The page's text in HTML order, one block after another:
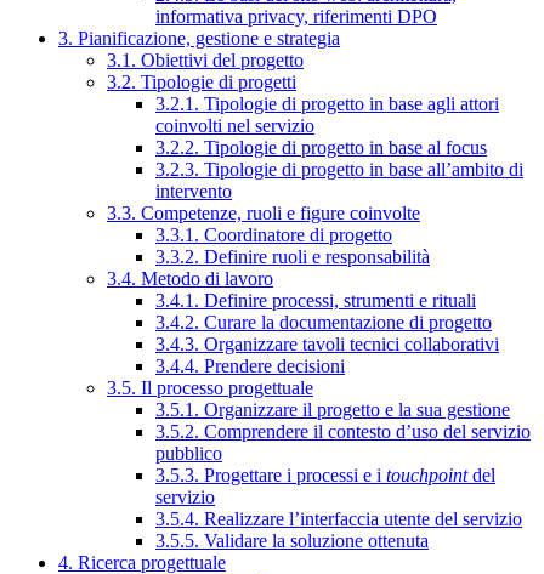
informativa privacy, riferimenti DPO
3. Pianificazione, gestione e strategia
3.1. Obiettivi del progetto
3.2. Tipologie di progetti
3.2.1. Tipologie di progetto in base agli attori
coinvolti nel servizio
3.2.2. Tipologie di progetto in base al focus
3.2.3. Tipologie di progetto in base all’ambito di
intervento
3.3. Competenze, ruoli e figure coinvolte
3.3.1. Coordinatore di progetto
3.3.2. Definire ruoli e responsabilità
3.4. Metodo di lavoro
3.4.1. Definire processi, strumenti e rituali
3.4.2. Curare la documentazione di progetto
3.4.3. Organizzare tavoli tecnici collaborativi
3.4.4. Prendere decisioni
3.5. Il processo progettuale
3.5.1. Organizzare il progetto e la sua gestione
3.5.2. Comprendere il contesto d’uso del servizio
pubblico
3.5.3. Progettare i processi e i touchpointdel
servizio
3.5.4. Realizzare l’interfaccia utente del servizio
3.5.5. Validare la soluzione ottenuta
4. Ricerca progettuale